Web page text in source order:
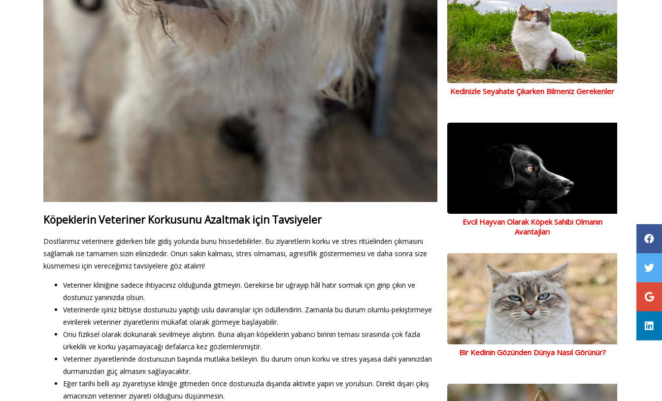
Köpeklerin Veteriner Korkusunu Azaltmak için Tavsiyeler
Dostlarımız veterinere giderken bile gidiş yolunda bunu hissedebilirler. Bu ziyaretlerin korku ve stres ritüelinden çıkmasını
sağlamak ise tamamen sizin elinizdedir. Onun sakin kalması, stres olmaması, agresiflik göstermemesi ve daha sonra size
küsmemesi için vereceğimiz tavsiyelere göz atalım!
Veteriner kliniğine sadece ihtiyacınız olduğunda gitmeyin. Gerekirse bir uğrayıp hâl hatır sormak için girip çıkın ve
dostunuz yanınızda olsun.
Veterinerde işiniz bittiyse dostunuzu yaptığı uslu davranışlar için ödüllendirin. Zamanla bu durum olumlu-pekiştirmeye
evirilerek veteriner ziyaretlerini mükafat olarak görmeye başlayabilir.
Onu fiziksel olarak dokunarak sevilmeye alıştırın. Buna alışan köpeklerin yabancı birinin teması sırasında çok fazla
ürkeklik ve korku yaşamayacağı defalarca kez gözlemlenmiştir.
Veteriner ziyaretlerinde dostunuzun başında mutlaka bekleyin. Bu durum onun korku ve stres yaşasa dahi yanınızdan
durmanızdan güç almasını sağlayacaktır.
Eğer tarihi belli aşı ziyaretiyse kliniğe gitmeden önce dostunuzla dışarıda aktivite yapın ve yorulsun. Direkt dışarı çıkış
amacınızın veteriner ziyareti olduğunu düşünmesin.
Kedinizle Seyahate Çıkarken Bilmeniz Gerekenler
Evcil Hayvan Olarak Köpek Sahibi Olmanın
Avantajları
Bir Kedinin Gözünden Dünya Nasıl Görünür?